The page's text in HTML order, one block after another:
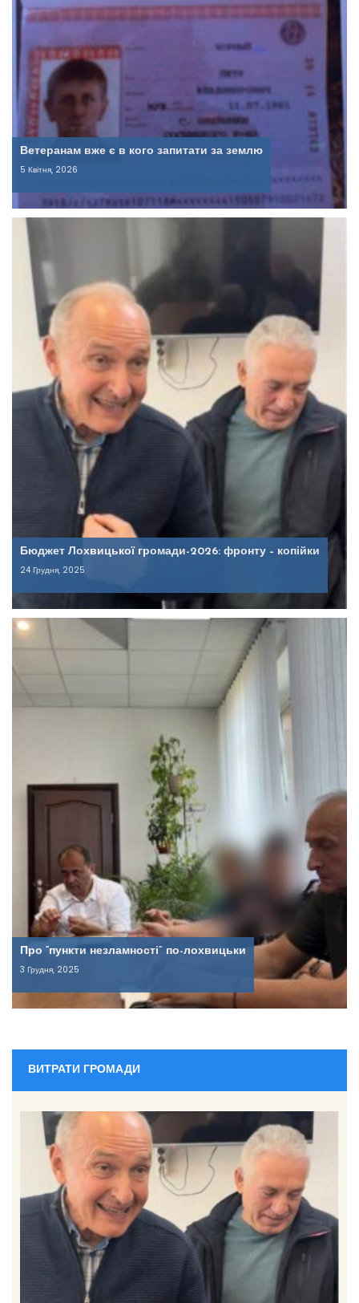
Ветеранам вже є в кого запитати за землю
5 Квітня, 2026
Бюджет Лохвицької громади-2026: фронту – копійки
24 Грудня, 2025
Про “пункти незламності” по-лохвицьки
3 Грудня, 2025
ВИТРАТИ ГРОМАДИ